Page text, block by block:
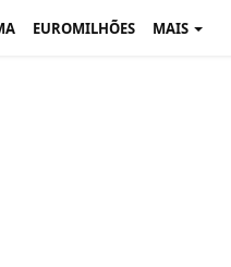
EUROMILHÕES MAIS